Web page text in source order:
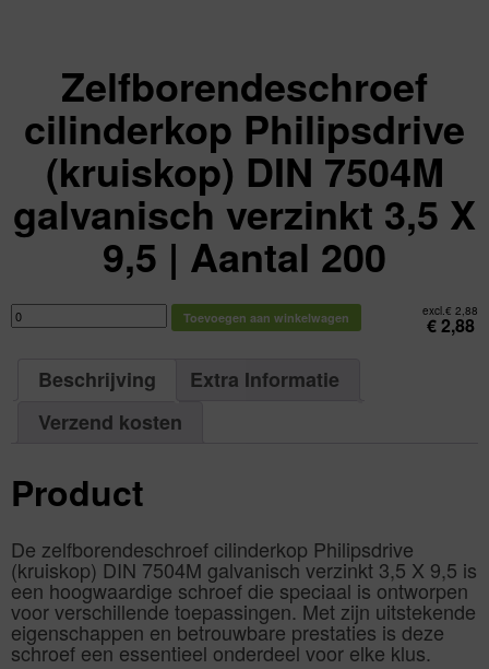
Zelfborendeschroef
cilinderkop Philipsdrive
(kruiskop) DIN 7504M
galvanisch verzinkt 3,5 X
9,5 | Aantal 200
excl.€ 2,88
€2,88
Zelfborendeschroef
cilinderkop
Philipsdrive
galvanisch
verzinkt
Toevoegen aan winkelwagen
Beschrijving
Extra Informatie
Verzend kosten
Product
De zelfborendeschroef cilinderkop Philipsdrive
(kruiskop) DIN 7504M galvanisch verzinkt 3,5 X 9,5 is
een hoogwaardige schroef die speciaal is ontworpen
voor verschillende toepassingen. Met zijn uitstekende
eigenschappen en betrouwbare prestaties is deze
schroef een essentieel onderdeel voor elke klus.